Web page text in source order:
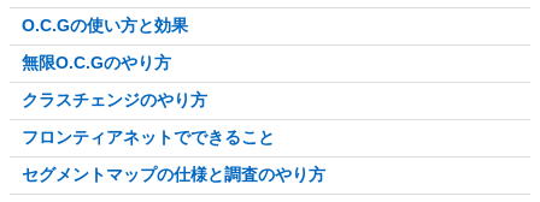
O.C.Gの使い方と効果
無限O.C.Gのやり方
クラスチェンジのやり方
フロンティアネットでできること
セグメントマップの仕様と調査のやり方